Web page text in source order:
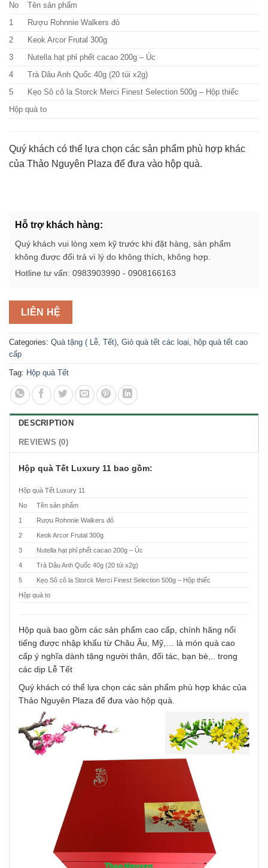
No
Tên sản phẩm
1
Rượu Rohnnie Walkers đỏ
2
Keok Arcor Frutal 300g
3
Nutella hạt phỉ phết cacao 200g – Úc
4
Trà Dâu Anh Quốc 40g (20 túi x2g)
5
Kẹo Sô cô la Storck Merci Finest Selection 500g – Hộp thiếc
Hộp quà to
Quý khách có thể lựa chọn các sản phẩm phù hợp khác
của Thảo Nguyên Plaza để đưa vào hộp quà.
Hỗ trợ khách hàng:
Quý khách vui lòng xem kỹ trước khi đặt hàng, sản phẩm
không được đổi trả vì lý do không thích, không hợp.
Hotline tư vấn: 0983903990 - 0908166163
LIÊN HỆ
Categories: Quà tặng ( Lễ, Tết), Giỏ quà tết các loại, hộp quà tết cao
cấp
Tag: Hộp quà Tết
DESCRIPTION
REVIEWS (0)
Hộp quà Tết Luxury 11 bao gồm:
Hộp quà Tết Luxury 11
No Tên sản phẩm
1 Rượu Rohnnie Walkers đỏ
2 Keok Arcor Frutal 300g
3 Nutella hạt phỉ phết cacao 200g – Úc
4 Trà Dâu Anh Quốc 40g (20 túi x2g)
5 Kẹo Sô cô la Storck Merci Finest Selection 500g – Hộp thiếc
Hộp quà to
Hộp quà bao gồm các sản phẩm cao cấp, chính hãng nổi
tiếng được nhập khẩu từ Châu Âu, Mỹ,… là món quà cao
cấp ý nghĩa dành tặng người thân, đối tác, bạn bè,.. trong
các dịp Lễ Tết
Quý khách có thể lựa chọn các sản phẩm phù hợp khác của
Thảo Nguyên Plaza để đưa vào hộp quà.